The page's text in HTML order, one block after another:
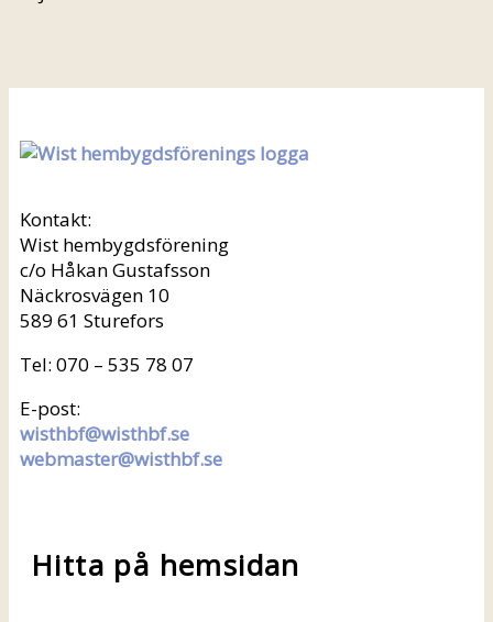
Kontakt:
Wist hembygdsförening
c/o Håkan Gustafsson
Näckrosvägen 10
589 61 Sturefors
Tel: 070 – 535 78 07
E-post:
wisthbf@wisthbf.se
webmaster@wisthbf.se
Hitta på hemsidan